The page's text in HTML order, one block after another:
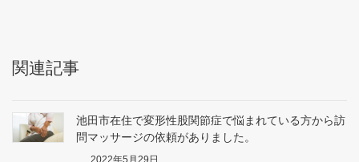
関連記事
池田市在住で変形性股関節症で悩まれている方から訪
問マッサージの依頼がありました。